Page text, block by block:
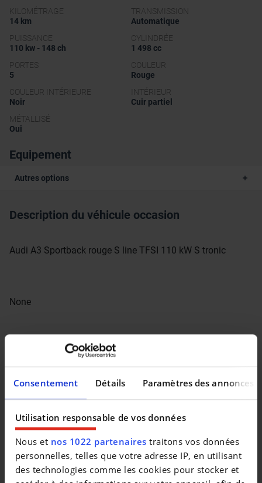
Consentement Détails Paramètres des annonces
Utilisation responsable de vos données
Nous et nos 1022 partenaires traitons vos données
personnelles, telles que votre adresse IP, en utilisant
des technologies comme les cookies pour stocker et
KILOMÉTRAGE
14 km
TRANSMISSION
Automatique
PUISSANCE
110 kw - 148 ch
CYLINDRÉE
1 498 cc
PORTES
5
COULEUR
Rouge
COULEUR INTÉRIEURE
Noir
INTÉRIEUR
Cuir partiel
MÉTALLISÉ
Oui
Equipement
Autres options
Description du véhicule occasion
Audi A3 Sportback rouge S line TFSI 110 kW S tronic
None